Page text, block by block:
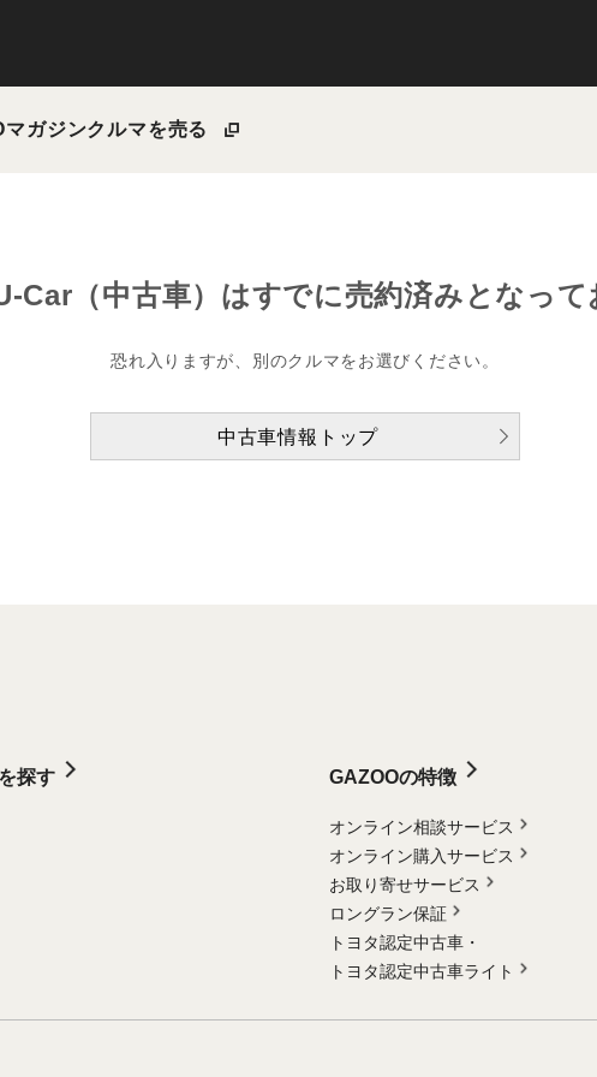
マガジンクルマを売る
Car（中古車）はすでに売約済みとなって
恐れ入りますが、別のクルマをお選びください。
中古車情報トップ
探す GAZOOの特徴
オンライン相談サービス
オンライン購入サービス
お取り寄せサービス
ロングラン保証
トヨタ認定中古車・
トヨタ認定中古車ライト